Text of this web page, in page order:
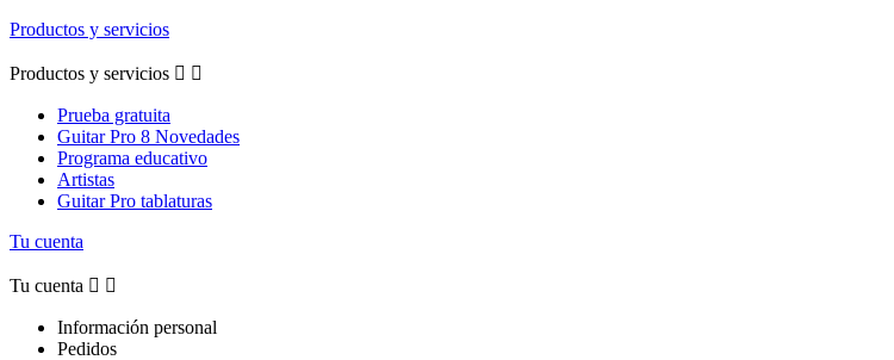
Productos y servicios
Productos y servicios  
Prueba gratuita
Guitar Pro 8 Novedades
Programa educativo
Artistas
Guitar Pro tablaturas
Tu cuenta
Tu cuenta  
Información personal
Pedidos